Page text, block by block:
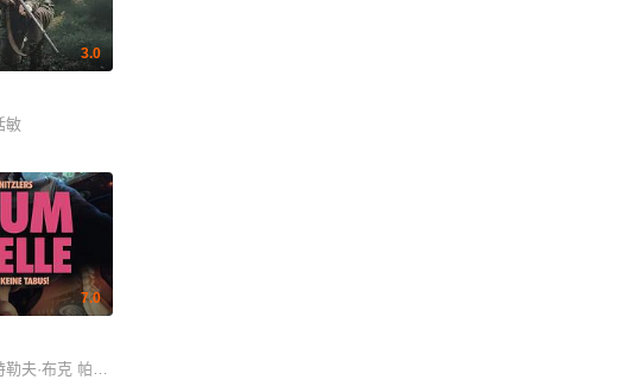
3.0
敏
7.0
夫·布克 帕特里克·莫勒肯 Nike·Martens 布鲁诺·艾隆 Nicole·Nagel Laurine·Price